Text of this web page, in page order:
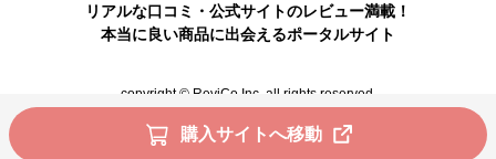
購入サイトへ移動
リアルな口コミ・公式サイトのレビュー満載！
本当に良い商品に出会えるポータルサイト
copyright © ReviCo Inc. all rights reserved.